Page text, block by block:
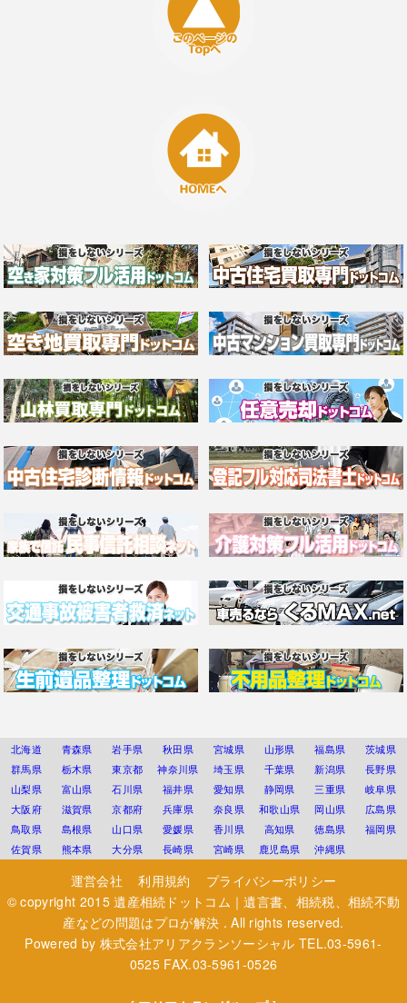
北海道 青森県 岩手県 秋田県 宮城県 山形県 福島県
茨城県
群馬県
栃木県 東京都 神奈川県 埼玉県 千葉県 新潟県
長野県
山梨県
富山県 石川県 福井県 愛知県 静岡県 三重県
岐阜県
大阪府
滋賀県 京都府 兵庫県 奈良県 和歌山県 岡山県
広島県
鳥取県
島根県 山口県 愛媛県 香川県 高知県 徳島県
福岡県
佐賀県
熊本県 大分県 長崎県 宮崎県 鹿児島県 沖縄県
運営会社 利用規約
プライバシーポリシー
© copyright 2015遺産相続ドットコム｜遺言書、相続税、相続不動
産などの問題はプロが解決 . All rights reserved.
Powered by 株式会社アリアクランソーシャル TEL.03-5961-
0525 FAX.03-5961-0526